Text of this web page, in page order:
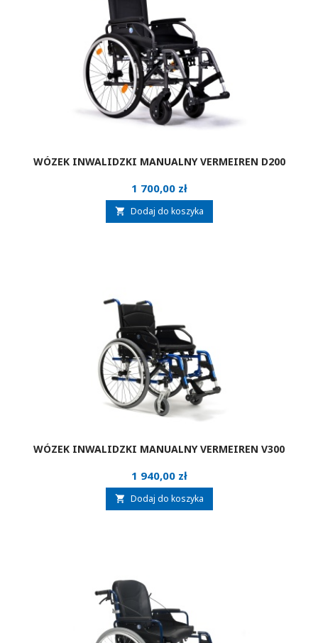
WÓZEK INWALIDZKI MANUALNY VERMEIREN D200
Cena
1 700,00 zł
 Dodaj do koszyka
WÓZEK INWALIDZKI MANUALNY VERMEIREN V300
Cena
1 940,00 zł
 Dodaj do koszyka